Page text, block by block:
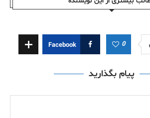
0
Facebook
پیام بگذارید